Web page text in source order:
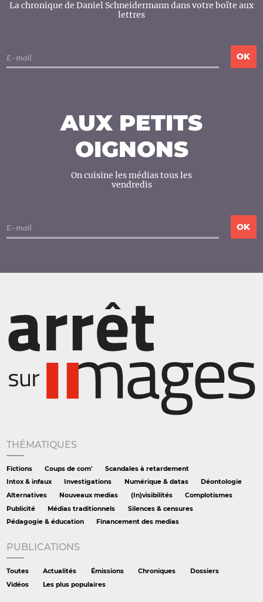
La chronique de Daniel Schneidermann dans votre boîte aux
lettres
AUX PETITS
OIGNONS
On cuisine les médias tous les
vendredis
THÉMATIQUES
Fictions Coups de com'
Scandales à retardement
Intox & infaux
Investigations Numérique & datas
Déontologie
Alternatives
Nouveaux medias (In)visibilités
Complotismes
Publicité
Médias traditionnels
Silences & censures
Pédagogie & éducation
Financement des medias
PUBLICATIONS
Toutes Actualités Émissions Chroniques
Dossiers
Vidéos
Les plus populaires